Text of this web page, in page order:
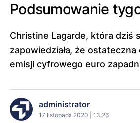
Podsumowanie
Christine Lagarde, która dziś
zapowiedziała, że ostateczna
emisji cyfrowego euro
administrator
17 listopada 2020 | 13:26